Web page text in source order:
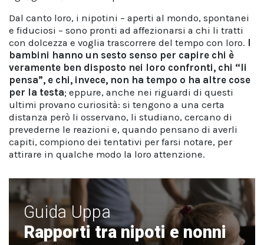
Dal canto loro, i nipotini – aperti al mondo, spontanei
e fiduciosi – sono pronti ad affezionarsi a chi li tratti
con dolcezza e voglia trascorrere del tempo con loro. I
bambini hanno un sesto senso per capire chi è
veramente ben disposto nei loro confronti, chi “li
pensa”, e chi, invece, non ha tempo o ha altre cose
per la testa; eppure, anche nei riguardi di questi
ultimi provano curiosità: si tengono a una certa
distanza però li osservano, li studiano, cercano di
prevederne le reazioni e, quando pensano di averli
capiti, compiono dei tentativi per farsi notare, per
attirare in qualche modo la loro attenzione.
Guida Uppa
Rapporti tra nipoti e nonni